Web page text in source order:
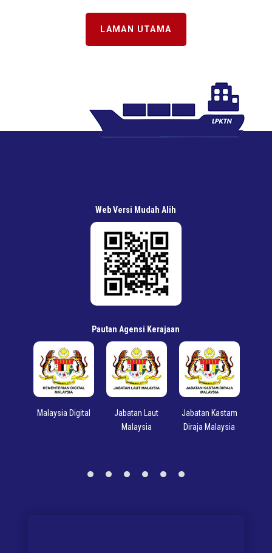
LAMAN UTAMA
Web Versi Mudah Alih
Pautan Agensi Kerajaan
Malaysia Digital
Jabatan Laut
Malaysia
Jabatan Kastam
Diraja Malaysia